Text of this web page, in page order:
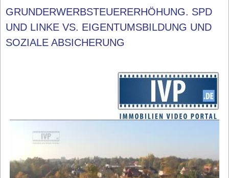
GRUNDERWERBSTEUERERHÖHUNG. SPD
UND LINKE VS. EIGENTUMSBILDUNG UND
SOZIALE ABSICHERUNG